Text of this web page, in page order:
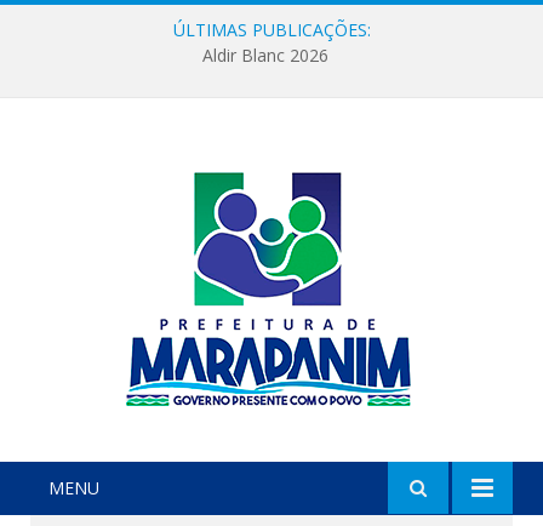
ÚLTIMAS PUBLICAÇÕES:
Aldir Blanc 2026
MENU